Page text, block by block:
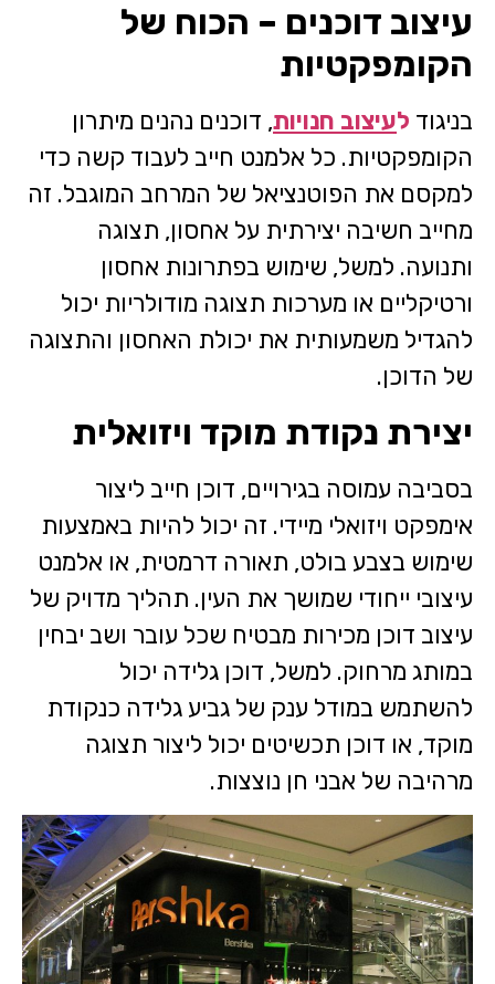
עיצוב דוכנים – הכוח של
הקומפקטיות
בניגוד לעיצוב חנויות, דוכנים נהנים מיתרון
הקומפקטיות. כל אלמנט חייב לעבוד קשה כדי
למקסם את הפוטנציאל של המרחב המוגבל. זה
מחייב חשיבה יצירתית על אחסון, תצוגה
ותנועה. למשל, שימוש בפתרונות אחסון
ורטיקליים או מערכות תצוגה מודולריות יכול
להגדיל משמעותית את יכולת האחסון והתצוגה
של הדוכן.
יצירת נקודת מוקד ויזואלית
בסביבה עמוסה בגירויים, דוכן חייב ליצור
אימפקט ויזואלי מיידי. זה יכול להיות באמצעות
שימוש בצבע בולט, תאורה דרמטית, או אלמנט
עיצובי ייחודי שמושך את העין. תהליך מדויק של
עיצוב דוכן מכירות מבטיח שכל עובר ושב יבחין
במותג מרחוק. למשל, דוכן גלידה יכול
להשתמש במודל ענק של גביע גלידה כנקודת
מוקד, או דוכן תכשיטים יכול ליצור תצוגה
מרהיבה של אבני חן נוצצות.